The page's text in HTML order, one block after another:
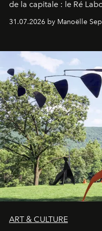
de la capitale : le Ré
31.07.2026 by Manoëlle
ART & CULTURE